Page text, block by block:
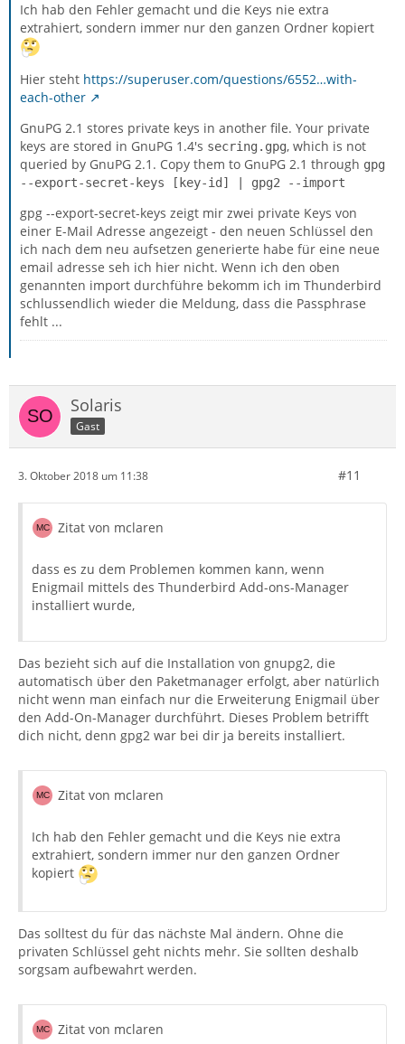
Ich hab den Fehler gemacht und die Keys nie extra
extrahiert, sondern immer nur den ganzen Ordner kopiert
Hier steht https://superuser.com/questions/6552…with-
each-other
GnuPG 2.1 stores private keys in another file. Your private
keys are stored in GnuPG 1.4's secring.gpg, which is not
queried by GnuPG 2.1. Copy them to GnuPG 2.1 through gpg
--export-secret-keys [key-id] | gpg2 --import
gpg --export-secret-keys zeigt mir zwei private Keys von
einer E-Mail Adresse angezeigt - den neuen Schlüssel den
ich nach dem neu aufsetzen generierte habe für eine neue
email adresse seh ich hier nicht. Wenn ich den oben
genannten import durchführe bekomm ich im Thunderbird
schlussendlich wieder die Meldung, dass die Passphrase
fehlt ...
Solaris
Gast
3. Oktober 2018 um 11:38 #11
Zitat von mclaren
dass es zu dem Problemen kommen kann, wenn
Enigmail mittels des Thunderbird Add-ons-Manager
installiert wurde,
Das bezieht sich auf die Installation von gnupg2, die
automatisch über den Paketmanager erfolgt, aber natürlich
nicht wenn man einfach nur die Erweiterung Enigmail über
den Add-On-Manager durchführt. Dieses Problem betrifft
dich nicht, denn gpg2 war bei dir ja bereits installiert.
Zitat von mclaren
Ich hab den Fehler gemacht und die Keys nie extra
extrahiert, sondern immer nur den ganzen Ordner
kopiert
Das solltest du für das nächste Mal ändern. Ohne die
privaten Schlüssel geht nichts mehr. Sie sollten deshalb
sorgsam aufbewahrt werden.
Zitat von mclaren